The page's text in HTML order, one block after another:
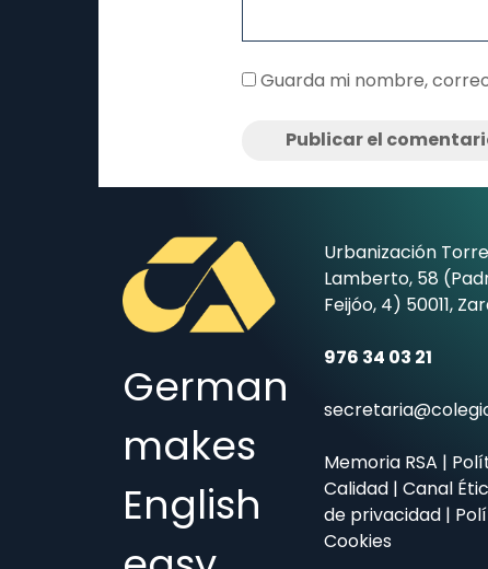
Guarda mi nombre,
German
makes
English
Urbanización
Lamberto, 58
Feijóo, 4) 50011,
976 34 03 21
Memoria RSA |
Calidad | Canal
de privacidad |
Cookies